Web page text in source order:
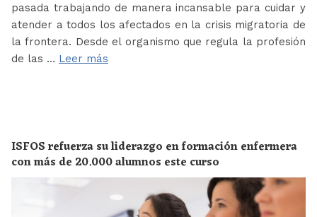
pasada trabajando de manera incansable para cuidar y
atender a todos los afectados en la crisis migratoria de
la frontera. Desde el organismo que regula la profesión
de las … Leer más
ISFOS refuerza su liderazgo en formación enfermera
con más de 20.000 alumnos este curso